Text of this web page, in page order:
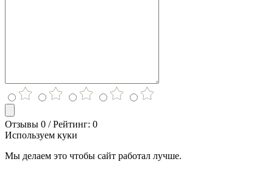
Отзывы 0 / Рейтинг: 0
Используем куки
Мы делаем это чтобы сайт работал лучше.